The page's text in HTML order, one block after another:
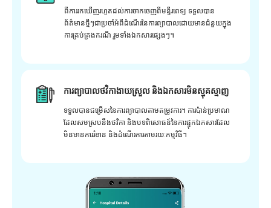
ពីការរកឃើញរហូតដល់ការចាកចេញពីមន្ទីរពេទ្យ ទទួលបាន
ព័ត៌មានថ្មីៗជាប្រចាំអំពីដំណើរនៃការព្យាបាលដោយមានជំនួយក្នុង
ការគ្រប់គ្រងករណី រួមទាំងឯកសារផ្សេងៗ។
ការព្យាបាលថវិកាងាយស្រួល និងឯកសារមិនស្មុគស្មាញ
ទទួលបានជម្រើសនៃការព្យាបាលតាមតម្រូវការ។ ការប៉ាន់ប្រមាណ
ដែលសមស្របនឹងថវិកា និងបទពិសោធន៍នៃការផ្ទុកឯកសារដែល
មិនមានការរំខាន និងដំណើរការតាមរយៈកម្មវិធី។